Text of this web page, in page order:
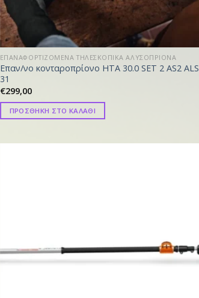
ΕΠΑΝΑΦΟΡΤΙΖΟΜΕΝΑ ΤΗΛΕΣΚΟΠΙΚΑ ΑΛΥΣΟΠΡΙΟΝΑ
Επαν/νο κονταροπρίονο HTA 30.0 SET 2 AS2 ALS
31
€299,00
ΠΡΟΣΘΗΚΗ ΣΤΟ ΚΑΛΑΘΙ